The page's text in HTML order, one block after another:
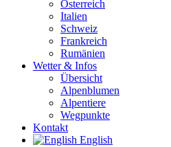
Österreich
Italien
Schweiz
Frankreich
Rumänien
Wetter & Infos
Übersicht
Alpenblumen
Alpentiere
Wegpunkte
Kontakt
English